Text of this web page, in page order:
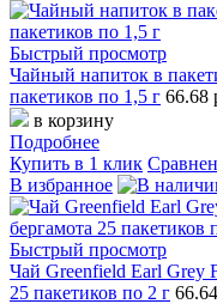
Быстрый просмотр
Чайный напиток в
пакетиков по 1,5 г 66.68
в корзину
Подробнее
Купить в 1 клик
В избранное
Быстрый просмотр
Чай Greenfield Earl Grey
25 пакетиков по 2 г